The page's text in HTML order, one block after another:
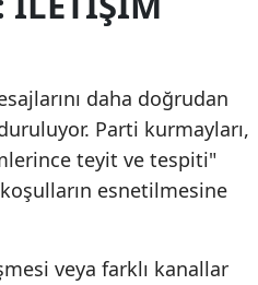
daha doğrudan
Parti kurmayları,
teyit ve tespiti"
koşulların esnetilmesine
veya farklı kanallar